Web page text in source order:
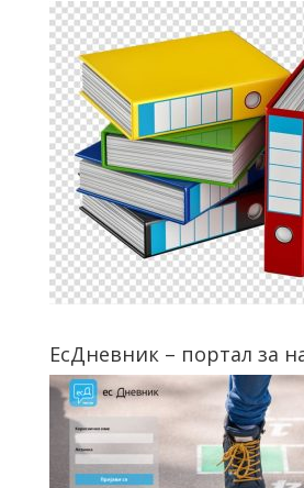
ЕсДневник – портал за